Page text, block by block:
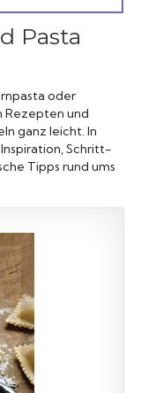
Pasta
oder
Rezepten und
ganz leicht. In
Schritt-
Tipps rund ums